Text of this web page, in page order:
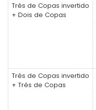
Três de Copas invertido
+ Dois de Copas
Três de Copas invertido
+ Três de Copas